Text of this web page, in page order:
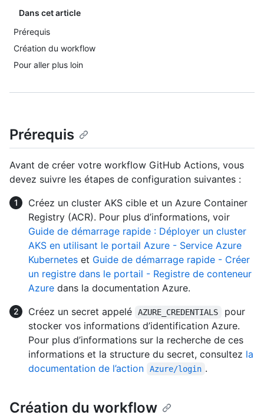
Dans cet article
Prérequis
Création du workflow
Pour aller plus loin
Prérequis
Avant de créer votre workflow GitHub Actions, vous
devez suivre les étapes de configuration suivantes :
Créez un cluster AKS cible et un Azure Container
Registry (ACR). Pour plus d’informations, voir
Guide de démarrage rapide : Déployer un cluster
AKS en utilisant le portail Azure - Service Azure
Kubernetes et Guide de démarrage rapide - Créer
un registre dans le portail - Registre de conteneur
Azure dans la documentation Azure.
Créez un secret appelé
AZURE_CREDENTIALS
pour
stocker vos informations d’identification Azure.
Pour plus d’informations sur la recherche de ces
informations et la structure du secret, consultez la
documentation de l’action
Azure/login .
Création du workflow